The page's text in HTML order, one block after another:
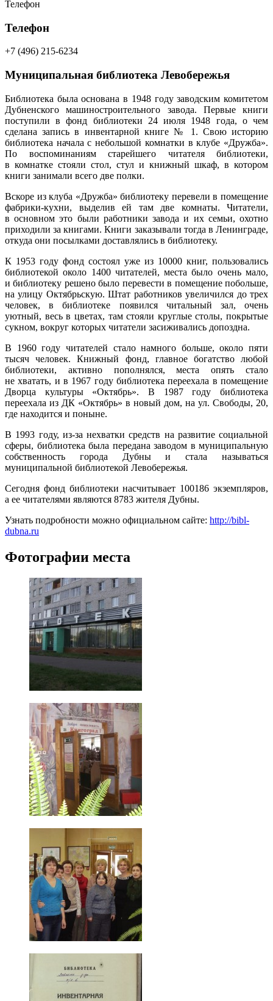
Телефон
Телефон
+7 (496) 215-6234
Муниципальная библиотека Левобережья
Библиотека была основана в 1948 году заводским комитетом
Дубненского машиностроительного завода. Первые книги
поступили в фонд библиотеки 24 июля 1948 года, о чем
сделана запись в инвентарной книге № 1. Свою историю
библиотека начала с небольшой комнатки в клубе «Дружба».
По воспоминаниям старейшего читателя библиотеки,
в комнатке стояли стол, стул и книжный шкаф, в котором
книги занимали всего две полки.
Вскоре из клуба «Дружба» библиотеку перевели в помещение
фабрики-кухни, выделив ей там две комнаты. Читатели,
в основном это были работники завода и их семьи, охотно
приходили за книгами. Книги заказывали тогда в Ленинграде,
откуда они посылками доставлялись в библиотеку.
К 1953 году фонд состоял уже из 10000 книг, пользовались
библиотекой около 1400 читателей, места было очень мало,
и библиотеку решено было перевести в помещение побольше,
на улицу Октябрьскую. Штат работников увеличился до трех
человек, в библиотеке появился читальный зал, очень
уютный, весь в цветах, там стояли круглые столы, покрытые
сукном, вокруг которых читатели засиживались допоздна.
В 1960 году читателей стало намного больше, около пяти
тысяч человек. Книжный фонд, главное богатство любой
библиотеки, активно пополнялся, места опять стало
не хватать, и в 1967 году библиотека переехала в помещение
Дворца культуры «Октябрь». В 1987 году библиотека
переехала из ДК «Октябрь» в новый дом, на ул. Свободы, 20,
где находится и поныне.
В 1993 году, из-за нехватки средств на развитие социальной
сферы, библиотека была передана заводом в муниципальную
собственность города Дубны и стала называться
муниципальной библиотекой Левобережья.
Сегодня фонд библиотеки насчитывает 100186 экземпляров,
а ее читателями являются 8783 жителя Дубны.
Узнать подробности можно официальном сайте: http://bibl-
dubna.ru
Фотографии места